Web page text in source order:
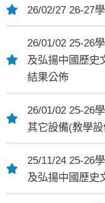
26/02/27 26-27
26/01/02 25-26
及弘揚中國歷史
結果公佈
26/01/02 25-26
其它設備(教學
25/11/24 25-26
及弘揚中國歷史